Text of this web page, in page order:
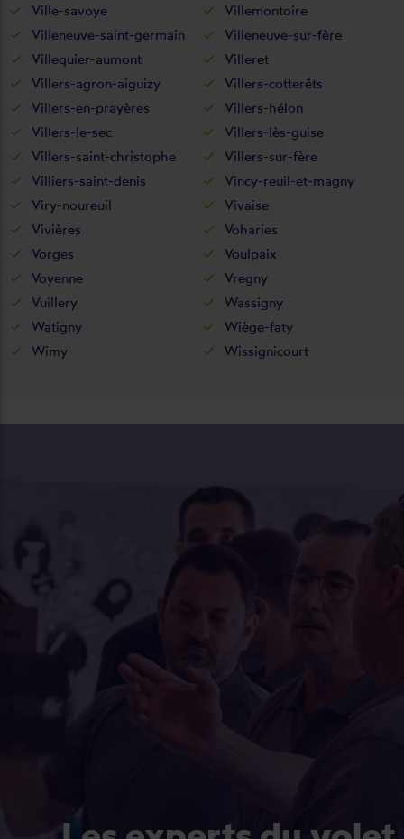
Ville-savoye
Villemontoire
Villeneuve-saint-germain
Villeneuve-sur-fère
Villequier-aumont
Villeret
Villers-agron-aiguizy
Villers-cotterêts
Villers-en-prayères
Villers-hélon
Villers-le-sec
Villers-lès-guise
Villers-saint-christophe
Villers-sur-fère
Villiers-saint-denis
Vincy-reuil-et-magny
Viry-noureuil
Vivaise
Vivières
Voharies
Vorges
Voulpaix
Voyenne
Vregny
Vuillery
Wassigny
Watigny
Wiège-faty
Wimy
Wissignicourt